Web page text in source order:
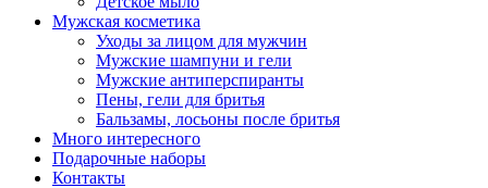
Мужская косметика
Уходы за лицом для мужчин
Мужские шампуни и гели
Мужские антиперспиранты
Пены, гели для бритья
Бальзамы, лосьоны после бритья
Много интересного
Подарочные наборы
Контакты